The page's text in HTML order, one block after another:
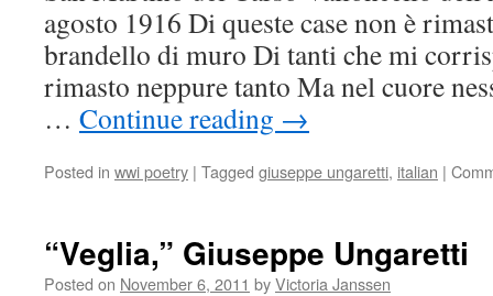
agosto 1916 Di queste case non è
brandello di muro Di tanti che mi
rimasto neppure tanto Ma nel cuore
… Continue reading →
Posted in wwi poetry | Tagged giuseppe ungaretti, italian |
“Veglia,” Giuseppe Ungaretti
Posted on November 6, 2011 byVictoria Janssen